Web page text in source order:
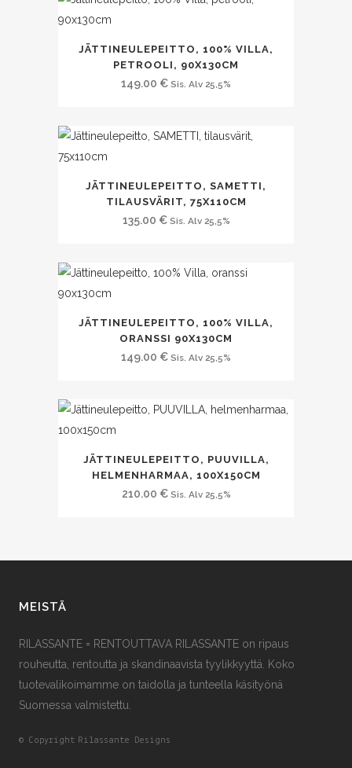
JÄTTINEULEPEITTO, 100% VILLA,
PETROOLI, 90X130CM
149.00 € Sis. Alv 25,5%
JÄTTINEULEPEITTO, SAMETTI,
TILAUSVÄRIT, 75X110CM
135.00 € Sis. Alv 25,5%
JÄTTINEULEPEITTO, 100% VILLA,
ORANSSI 90X130CM
149.00 € Sis. Alv 25,5%
JÄTTINEULEPEITTO, PUUVILLA,
HELMENHARMAA, 100X150CM
210.00 € Sis. Alv 25,5%
MEISTÄ
RILASSANTE = RENTOUTTAVA RILASSANTE on ripaus
rouheutta, rentoutta ja skandinaavista tyylikkyyttä. Koko
tuotevalikoimamme on taidolla ja tunteella käsityönä
Suomessa valmistettu.
© Copyright Rilassante Designs